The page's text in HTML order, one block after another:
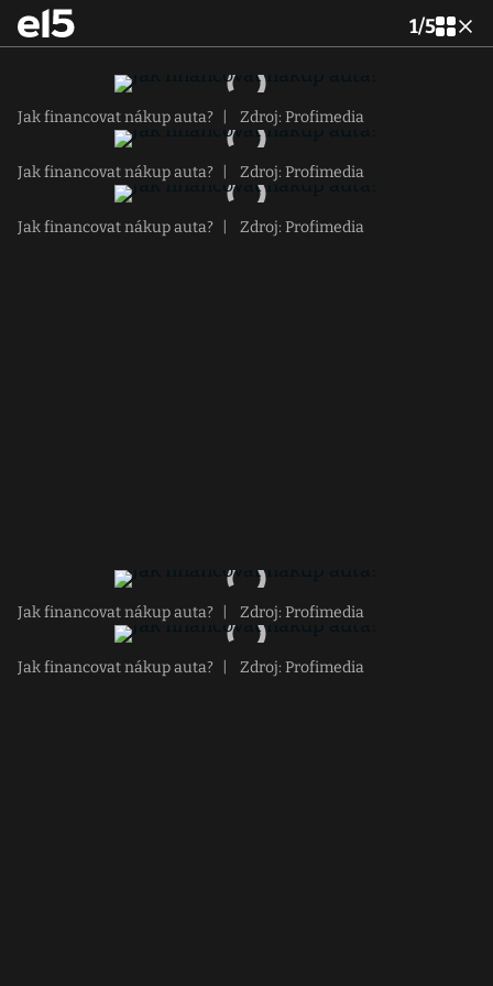
1/5
Jak financovat nákup auta? Zdroj: Profimedia
Jak financovat nákup auta? Zdroj: Profimedia
Jak financovat nákup auta? Zdroj: Profimedia
Jak financovat nákup auta? Zdroj: Profimedia
Jak financovat nákup auta? Zdroj: Profimedia